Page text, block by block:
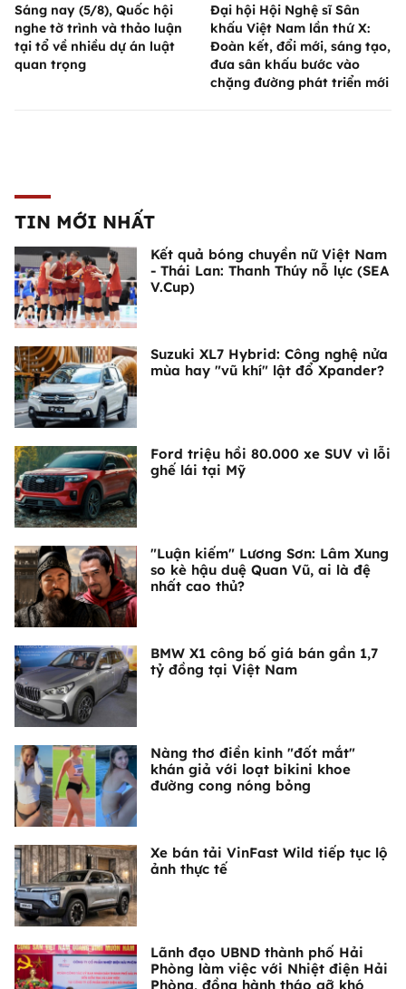
Sáng nay (5/8), Quốc hội
nghe tờ trình và thảo luận
tại tổ về nhiều dự án luật
quan trọng
Đại hội Hội Nghệ sĩ Sân
khấu Việt Nam lần thứ X:
Đoàn kết, đổi mới, sáng tạo,
đưa sân khấu bước vào
chặng đường phát triển mới
TIN MỚI NHẤT
Kết quả bóng chuyền nữ Việt Nam
- Thái Lan: Thanh Thúy nỗ lực (SEA
V.Cup)
Suzuki XL7 Hybrid: Công nghệ nửa
mùa hay "vũ khí" lật đổ Xpander?
Ford triệu hồi 80.000 xe SUV vì lỗi
ghế lái tại Mỹ
"Luận kiếm" Lương Sơn: Lâm Xung
so kè hậu duệ Quan Vũ, ai là đệ
nhất cao thủ?
BMW X1 công bố giá bán gần 1,7
tỷ đồng tại Việt Nam
Nàng thơ điền kinh "đốt mắt"
khán giả với loạt bikini khoe
đường cong nóng bỏng
Xe bán tải VinFast Wild tiếp tục lộ
ảnh thực tế
Lãnh đạo UBND thành phố Hải
Phòng làm việc với Nhiệt điện Hải
Phòng, đồng hành tháo gỡ khó